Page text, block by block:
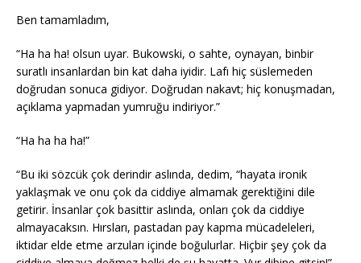
Ben tamamladım,
“Ha ha ha! olsun uyar. Bukowski, o sahte, oynayan, binbir
suratlı insanlardan bin kat daha iyidir. Lafı hiç süslemeden
doğrudan sonuca gidiyor. Doğrudan nakavt; hiç konuşmadan,
açıklama yapmadan yumruğu indiriyor.”
“Ha ha ha ha!”
“Bu iki sözcük çok derindir aslında, dedim, “hayata ironik
yaklaşmak ve onu çok da ciddiye almamak gerektiğini dile
getirir. İnsanlar çok basittir aslında, onları çok da ciddiye
almayacaksın. Hırsları, pastadan pay kapma mücadeleleri,
iktidar elde etme arzuları içinde boğulurlar. Hiçbir şey çok da